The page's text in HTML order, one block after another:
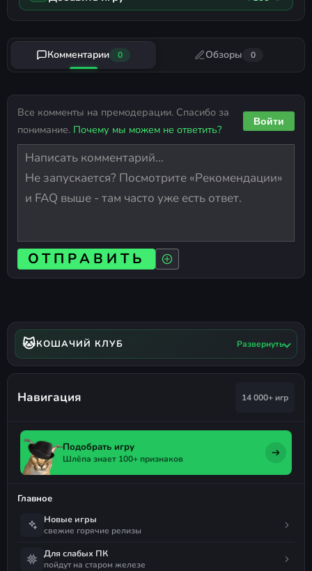
Комментарии 0 Обзоры 0
Все комменты на премодерации. Спасибо за
понимание. Почему мы можем не ответить?
Войти
ОТПРАВИТЬ
🐱КОШАЧИЙ КЛУБ Развернуть
Навигация 14 000+ игр
Подобрать игру
Шлёпа знает 100+ признаков
Главное
Новые игры
свежие горячие релизы
Для слабых ПК
пойдут на старом железе